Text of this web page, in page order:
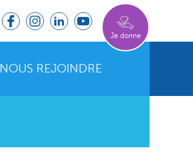
Je donne
NOUS REJOINDRE